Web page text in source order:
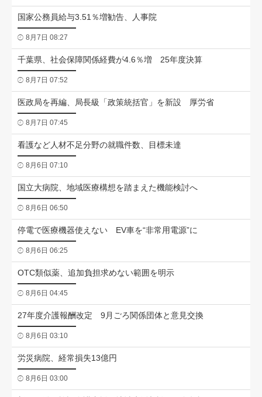
国家公務員給与3.51％増勧告、人事院
8月7日 08:27
千葉県、社会保障関係経費が4.6％増 25年度決算
8月7日 07:52
医政局を再編、局長級「政策統括官」を新設 厚労省
8月7日 07:45
看護など人材不足分野の就職件数、目標未達
8月6日 07:10
国立大病院、地域医療構想を踏まえた機能検討へ
8月6日 06:50
停電で医療機器使えない EV車を“非常用電源”に
8月6日 06:25
OTC類似薬、追加負担求めない範囲を明示
8月6日 04:45
27年度介護報酬改定 9月ごろ関係団体と意見交換
8月6日 03:10
労災病院、経常損失13億円
8月6日 03:00